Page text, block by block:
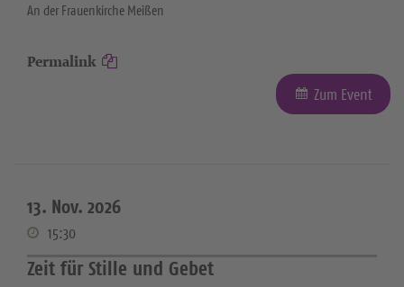
An der Frauenkirche Meißen
Permalink
Zum Event
13. Nov. 2026
15:30
Zeit für Stille und Gebet